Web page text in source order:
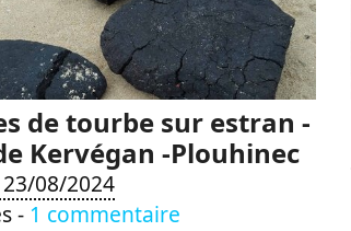
de tourbe sur estran -
Kervégan -Plouhinec
08/2024
- 1 commentaire